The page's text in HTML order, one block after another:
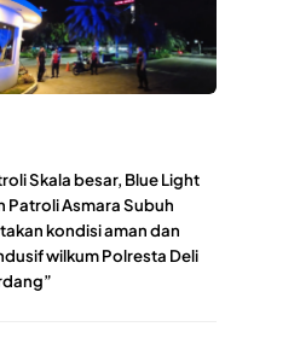
Skala besar, Blue Light
Patroli Asmara Subuh
kondisi aman dan
wilkum Polresta Deli